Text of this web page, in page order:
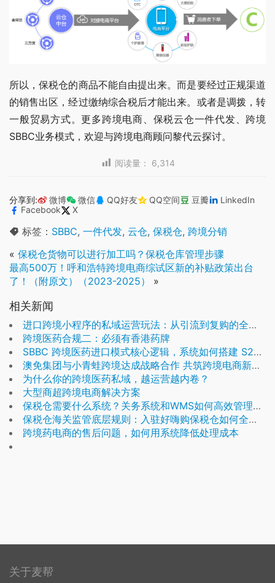
所以，保税仓的商品不能自由提出来。而是要经过正规渠道
的销售出区，经过缴纳综合税后才能出来。或者是调拨，转
一般贸易方式。更多跨境电商、保税云仓一件代发、跨境
SBBC业务模式，欢迎与跨境电商顾问黎代云探讨。
阅读量： 6,314
分享到: 微博 微信 QQ好友 QQ空间 豆瓣
LinkedIn
Facebook
X
标签： SBBC, 一件代发, 云仓, 保税仓, 跨境分销
« 保税仓货物可以进行加工吗？保税仓库管理步骤
最高500万！呼和浩特跨境电商综试区新的补贴政策出台
了！（附原文）（2023-2025）
»
相关新闻
进口跨境小程序的私域运营玩法：从引流到复购的全链路
跨境医药合规二：必须有香港药牌
SBBC 跨境医药进口模式核心逻辑，系统如何搭建 S2B2B2C 全链路合规生态
澳免集团与小青蛙跨境达成战略合作 共筑跨境电商新生态
为什么你的跨境医药私域，越运营越内卷？
大型商超跨境电商解决方案
保税仓需要什么系统？关务系统和WMS如何高效管理保税仓？
保税仓海关监管底层规则：入驻好嗨购保税仓如何全程符合稽查要求，规避罚款与扣货
跨境药电商的售后问题，如何用系统降低处理成本
关于麦帮